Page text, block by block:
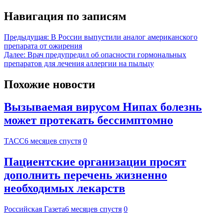
Навигация по записям
Предыдущая: В России выпустили аналог американского
препарата от ожирения
Далее: Врач предупредил об опасности гормональных
препаратов для лечения аллергии на пыльцу
Похожие новости
Вызываемая вирусом Нипах болезнь
может протекать бессимптомно
ТАСС6 месяцев спустя 0
Пациентские организации просят
дополнить перечень жизненно
необходимых лекарств
Российская Газета6 месяцев спустя 0